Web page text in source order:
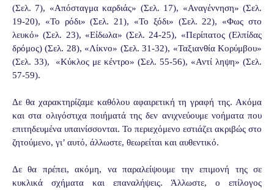
(Σελ. 7), «Απόσταγμα καρδιάς» (Σελ. 17), «Αναγέννηση» (Σελ.
19-20), «Το ρόδι» (Σελ. 21), «Το ξόδι» (Σελ. 22), «Φως στο
λευκό» (Σελ. 23), «Είδωλα» (Σελ. 24-25), «Περίπατος (Ελπίδας
δρόμος) (Σελ. 28), «Λίκνο» (Σελ. 31-32), «Ταξιανθία Κορύμβου»
(Σελ. 33),
«Κύκλος με κέντρο» (Σελ. 55-56), «Αντί ληψη» (Σελ.
57-59).
Δε θα χαρακτηρίζαμε καθόλου αφαιρετική τη γραφή της. Ακόμα
και στα ολιγόστιχα ποιήματά της δεν ανιχνεύουμε νοήματα που
επιτηδευμένα υπαινίσσονται. Το περιεχόμενο εστιάζει ακριβώς στο
ζητούμενο, γι’ αυτό, άλλωστε, θεωρείται και αυθεντικό.
Δε θα πρέπει, ακόμη, να παραλείψουμε την επιμονή της σε
κυκλικά σχήματα και επαναλήψεις. Άλλωστε, ο επίλογος